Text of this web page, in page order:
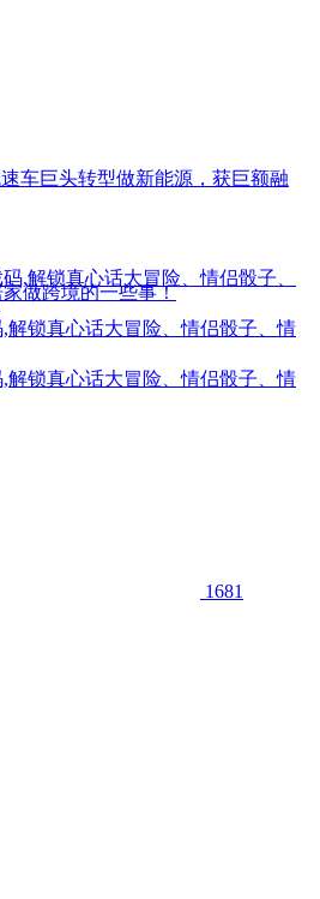
车巨头转型做新能源，获巨额融
做跨境的一些事！
解锁真心话大冒险、情侣骰子、情
解锁真心话大冒险、情侣骰子、情
1681